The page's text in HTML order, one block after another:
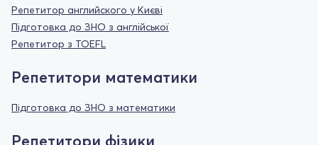
Репетитор английского у Києві
Підготовка до ЗНО з англійської
Репетитор з TOEFL
Репетитори математики
Підготовка до ЗНО з математики
Репетитори фізики